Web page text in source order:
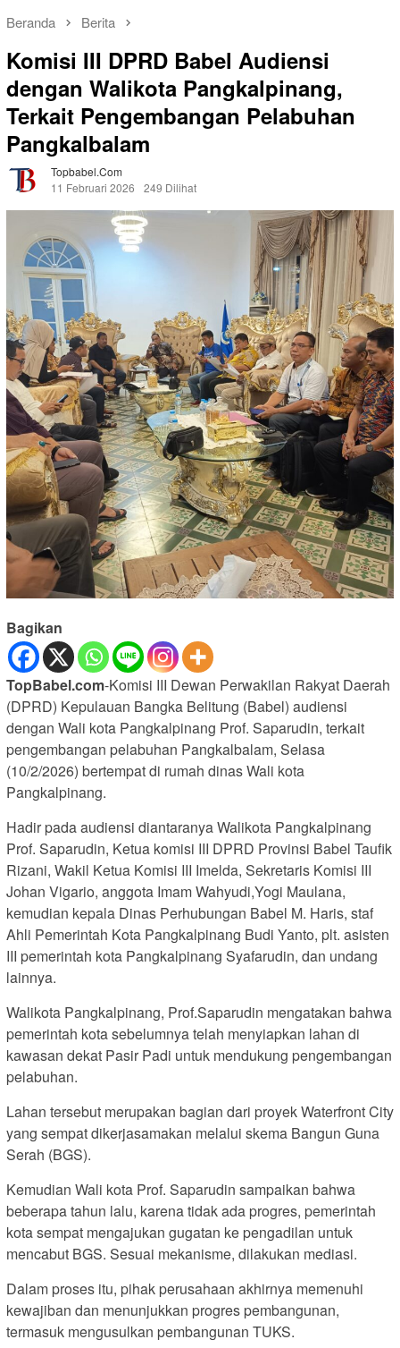
Beranda Berita
Komisi III DPRD Babel Audiensi
dengan Walikota Pangkalpinang,
Terkait Pengembangan Pelabuhan
Pangkalbalam
Topbabel.com
11 Februari 2026
249 Dilihat
Bagikan
TopBabel.com-Komisi III Dewan Perwakilan Rakyat Daerah
(DPRD) Kepulauan Bangka Belitung (Babel) audiensi
dengan Wali kota Pangkalpinang Prof. Saparudin, terkait
pengembangan pelabuhan Pangkalbalam, Selasa
(10/2/2026) bertempat di rumah dinas Wali kota
Pangkalpinang.
Hadir pada audiensi diantaranya Walikota Pangkalpinang
Prof. Saparudin, Ketua komisi III DPRD Provinsi Babel Taufik
Rizani, Wakil Ketua Komisi III Imelda, Sekretaris Komisi III
Johan Vigario, anggota Imam Wahyudi,Yogi Maulana,
kemudian kepala Dinas Perhubungan Babel M. Haris, staf
Ahli Pemerintah Kota Pangkalpinang Budi Yanto, plt. asisten
III pemerintah kota Pangkalpinang Syafarudin, dan undang
lainnya.
Walikota Pangkalpinang, Prof.Saparudin mengatakan bahwa
pemerintah kota sebelumnya telah menyiapkan lahan di
kawasan dekat Pasir Padi untuk mendukung pengembangan
pelabuhan.
Lahan tersebut merupakan bagian dari proyek Waterfront City
yang sempat dikerjasamakan melalui skema Bangun Guna
Serah (BGS).
Kemudian Wali kota Prof. Saparudin sampaikan bahwa
beberapa tahun lalu, karena tidak ada progres, pemerintah
kota sempat mengajukan gugatan ke pengadilan untuk
mencabut BGS. Sesuai mekanisme, dilakukan mediasi.
Dalam proses itu, pihak perusahaan akhirnya memenuhi
kewajiban dan menunjukkan progres pembangunan,
termasuk mengusulkan pembangunan TUKS.